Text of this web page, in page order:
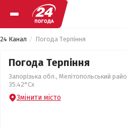
24 Канал Погода Терпіння
Погода Терпіння
Запорізька обл., Мелітопольський
35.42°Сх
Змінити місто